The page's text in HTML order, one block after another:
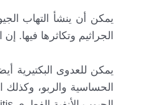
يمكن أن ينشأ التهاب
الجراثيم وتكاثرها فيها.
يمكن للعدوى البكتيرية
الحساسية والربو، وكذلك